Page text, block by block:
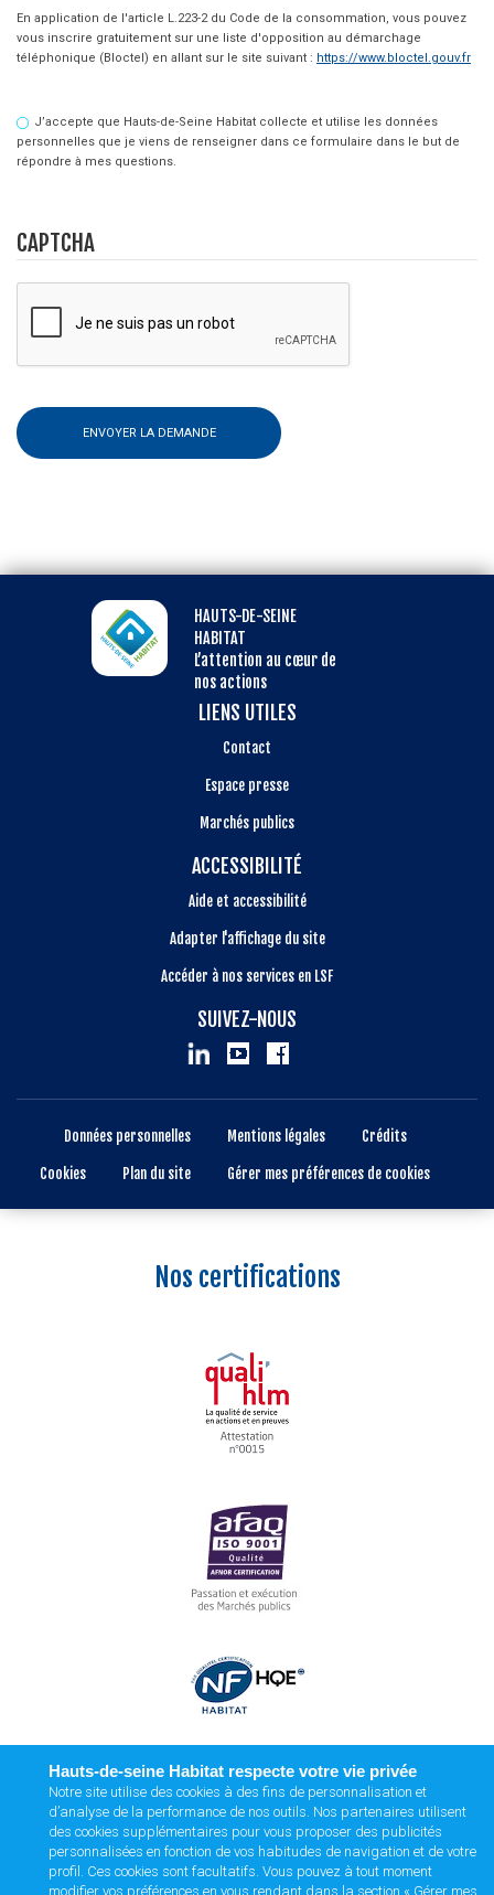
En application de l'article L.223-2 du Code de la consommation, vous pouvez
vous inscrire gratuitement sur une liste d'opposition au démarchage
téléphonique (Bloctel) en allant sur le site suivant : https://www.bloctel.gouv.fr
J’accepte que Hauts-de-Seine Habitat collecte et utilise les données
personnelles que je viens de renseigner dans ce formulaire dans le but de
répondre à mes questions.
CAPTCHA
ENVOYER LA DEMANDE
HAUTS-DE-SEINE
HABITAT
L’attention au cœur de
nos actions
LIENS UTILES
Contact
Espace presse
Marchés publics
ACCESSIBILITÉ
Aide et accessibilité
Adapter l'affichage du site
Accéder à nos services en LSF
SUIVEZ-NOUS
Données personnelles Mentions légales Crédits
Cookies Plan du site Gérer mes préférences de cookies
Nos certifications
Hauts-de-seine Habitat respecte votre vie privée
Notre site utilise des cookies à des fins de personnalisation et
d’analyse de la performance de nos outils. Nos partenaires utilisent
des cookies supplémentaires pour vous proposer des publicités
personnalisées en fonction de vos habitudes de navigation et de votre
profil. Ces cookies sont facultatifs. Vous pouvez à tout moment
modifier vos préférences en vous rendant dans la section « Gérer mes